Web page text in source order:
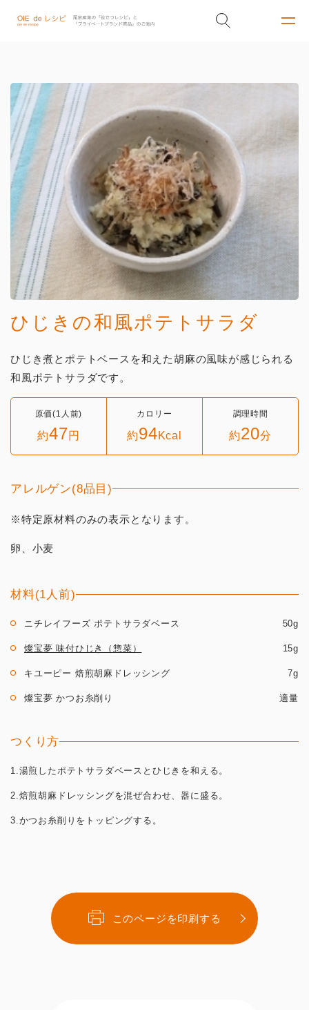
ひじきの和風ポテトサラダ
ひじき煮とポテトベースを和えた胡麻の風味が感じられる
和風ポテトサラダです。
原価(1人前)
約47円
カロリー
約94Kcal
調理時間
約20分
アレルゲン(8品目)
※特定原材料のみの表示となります。
卵、小麦
材料(1人前)
ニチレイフーズ ポテトサラダベース 50g
燦宝夢 味付ひじき（惣菜） 15g
キユーピー 焙煎胡麻ドレッシング 7g
燦宝夢 かつお糸削り 適量
つくり方
1.湯煎したポテトサラダベースとひじきを和える。
2.焙煎胡麻ドレッシングを混ぜ合わせ、器に盛る。
3.かつお糸削りをトッピングする。
このページを印刷する